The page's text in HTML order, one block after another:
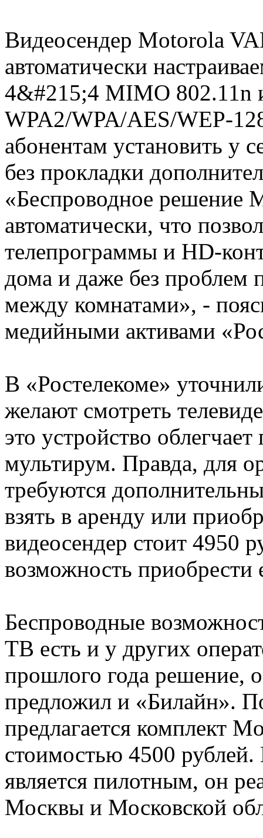
Видеосендер Motorola
автоматически
4&#215;4 MIMO 802.11n
WPA2/WPA/AES/WEP-
абонентам установить у
без прокладки
«Беспроводное решение
автоматически, что
телепрограммы и HD-
дома и даже без проблем
между комнатами», -
медийными активами
В «Ростелекоме»
желают смотреть
это устройство
мультирум. Правда, для
требуются
взять в аренду или
видеосендер стоит 4950
возможность приобрести
Беспроводные
ТВ есть и у других
прошлого года решение,
предложил и «Билайн».
предлагается комплект
стоимостью 4500 рублей.
является пилотным, он
Москвы и Московской